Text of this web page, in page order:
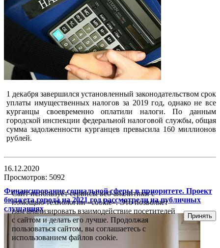
1 декабря завершился установленный законодательством срок
уплаты имущественных налогов за 2019 год, однако не все
курганцы своевременно оплатили налоги. По данным
городской инспекции федеральной налоговой службы, общая
сумма задолженности курганцев превысила 160 миллионов
рублей.
16.12.2020
Просмотров: 5092
Финансирование социальной сферы в приоритете. Проект
бюджета города на 2021 год рассмотрели на публичных
слушаниях
Сайт использует сервисы веб-аналитики с
помощью технологии «cookie». Это позволяет
нам анализировать взаимодействие посетителей
с сайтом и делать его лучше. Продолжая
пользоваться сайтом, вы соглашаетесь с
использованием файлов cookie.
Принять